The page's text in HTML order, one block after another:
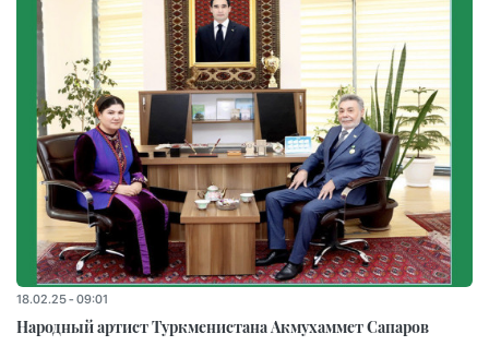
18.02.25 - 09:01
Народный артист Туркменистана Акмухаммет Сапаров